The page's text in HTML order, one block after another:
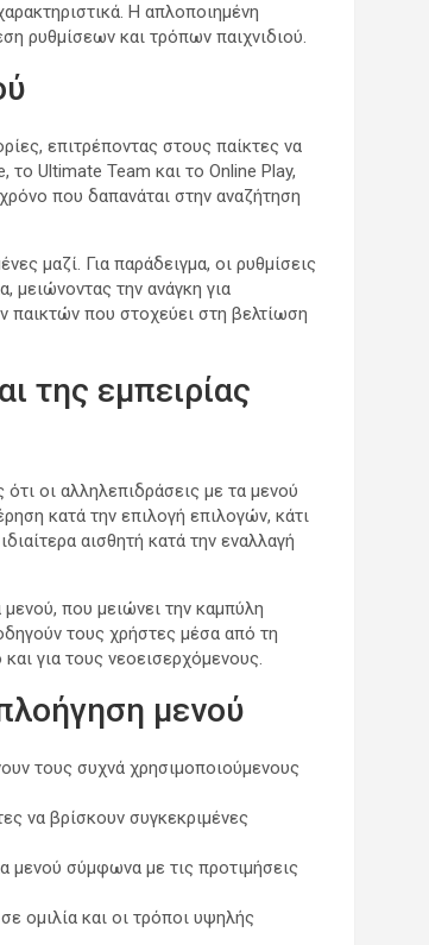
Η απλοποιημένη
ρυθμίσεων και τρόπων παιχνιδιού.
επιτρέποντας στους παίκτες να
το Ultimate Team και το Online Play,
που δαπανάται στην αναζήτηση
μαζί. Για παράδειγμα, οι ρυθμίσεις
μειώνοντας την ανάγκη για
παικτών που στοχεύει στη βελτίωση
της εμπειρίας
οι αλληλεπιδράσεις με τα μενού
κατά την επιλογή επιλογών, κάτι
αισθητή κατά την εναλλαγή
που μειώνει την καμπύλη
τους χρήστες μέσα από τη
για τους νεοεισερχόμενους.
μενού
τους συχνά χρησιμοποιούμενους
να βρίσκουν συγκεκριμένες
μενού σύμφωνα με τις προτιμήσεις
ομιλία και οι τρόποι υψηλής